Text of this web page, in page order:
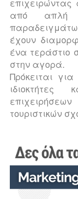
από απλή
έχουν
ένα τεράστιο
στην αγορά.
Πρόκειται
ιδιοκτήτες
τουριστικών